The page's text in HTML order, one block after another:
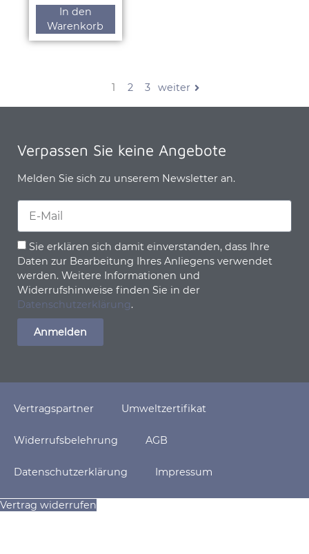
In den
Warenkorb
1 2 3 weiter
Verpassen Sie keine Angebote
Melden Sie sich zu unserem Newsletter an.
Sie erklären sich damit einverstanden, dass Ihre
Daten zur Bearbeitung Ihres Anliegens verwendet
werden. Weitere Informationen und
Widerrufshinweise finden Sie in der
Datenschutzerklärung.
Anmelden
Vertragspartner Umweltzertifikat
Widerrufsbelehrung AGB
Datenschutzerklärung Impressum
Vertrag widerrufen